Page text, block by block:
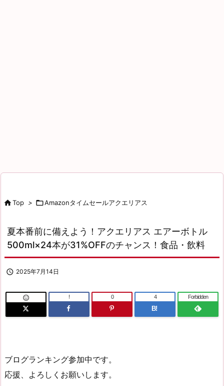
Top > Amazonタイムセールアクエリアス
夏本番前に備えよう！アクエリアス エアーボトル
500ml×24本が31%OFFのチャンス！食品・飲料
 2025年7月14日
 ! 0
B!
4 Forbidden
ブログランキング参加中です。
応援、よろしくお願いします。